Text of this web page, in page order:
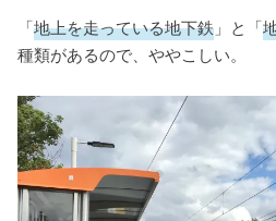
「地上を走っている地下鉄 」と「
種類があるので、ややこしい。